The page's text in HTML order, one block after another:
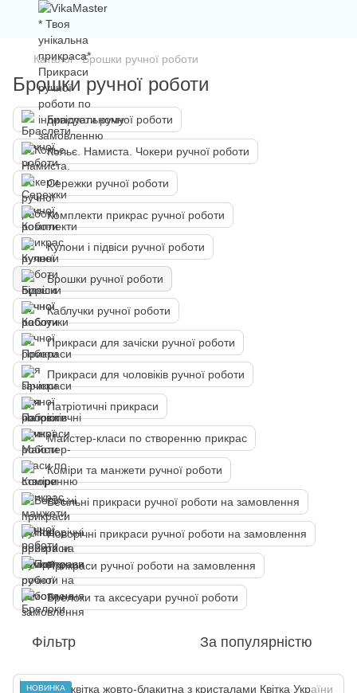
Каталог Брошки ручної роботи
Брошки ручної роботи
Браслети ручної роботи
Кольє. Намиста. Чокери ручної роботи
Сережки ручної роботи
Комплекти прикрас ручної роботи
Кулони і підвіси ручної роботи
Брошки ручної роботи
Каблучки ручної роботи
Прикраси для зачіски ручної роботи
Прикраси для чоловіків ручної роботи
Патріотичні прикраси
Майстер-класи по створенню прикрас
Коміри та манжети ручної роботи
Весільні прикраси ручної роботи на замовлення
Новорічні прикраси ручної роботи на замовлення
Прикраси ручної роботи на замовлення
Брелоки та аксесуари ручної роботи
Фільтр За популярністю
НОВИНКА